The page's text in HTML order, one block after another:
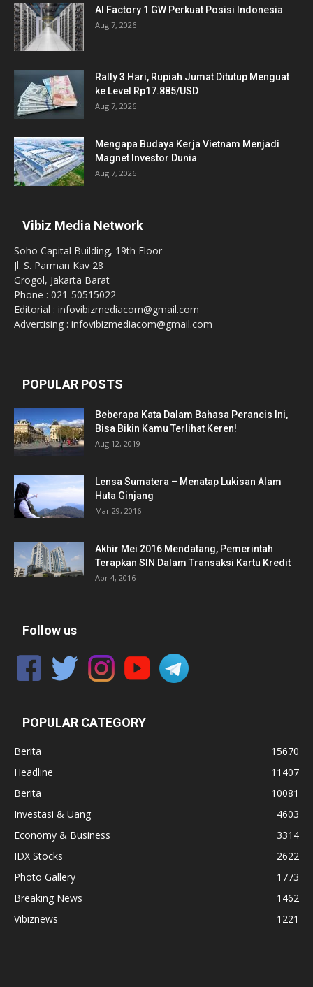
AI Factory 1 GW Perkuat Posisi Indonesia
Aug 7, 2026
Rally 3 Hari, Rupiah Jumat Ditutup Menguat
ke Level Rp17.885/USD
Aug 7, 2026
Mengapa Budaya Kerja Vietnam Menjadi
Magnet Investor Dunia
Aug 7, 2026
Vibiz Media Network
Soho Capital Building, 19th Floor
Jl. S. Parman Kav 28
Grogol, Jakarta Barat
Phone : 021-50515022
Editorial : infovibizmediacom@gmail.com
Advertising : infovibizmediacom@gmail.com
POPULAR POSTS
Beberapa Kata Dalam Bahasa Perancis Ini,
Bisa Bikin Kamu Terlihat Keren!
Aug 12, 2019
Lensa Sumatera – Menatap Lukisan Alam
Huta Ginjang
Mar 29, 2016
Akhir Mei 2016 Mendatang, Pemerintah
Terapkan SIN Dalam Transaksi Kartu Kredit
Apr 4, 2016
Follow us
POPULAR CATEGORY
Berita
15670
Headline
11407
Berita
10081
Investasi & Uang
4603
Economy & Business
3314
IDX Stocks
2622
Photo Gallery
1773
Breaking News
1462
Vibiznews
1221